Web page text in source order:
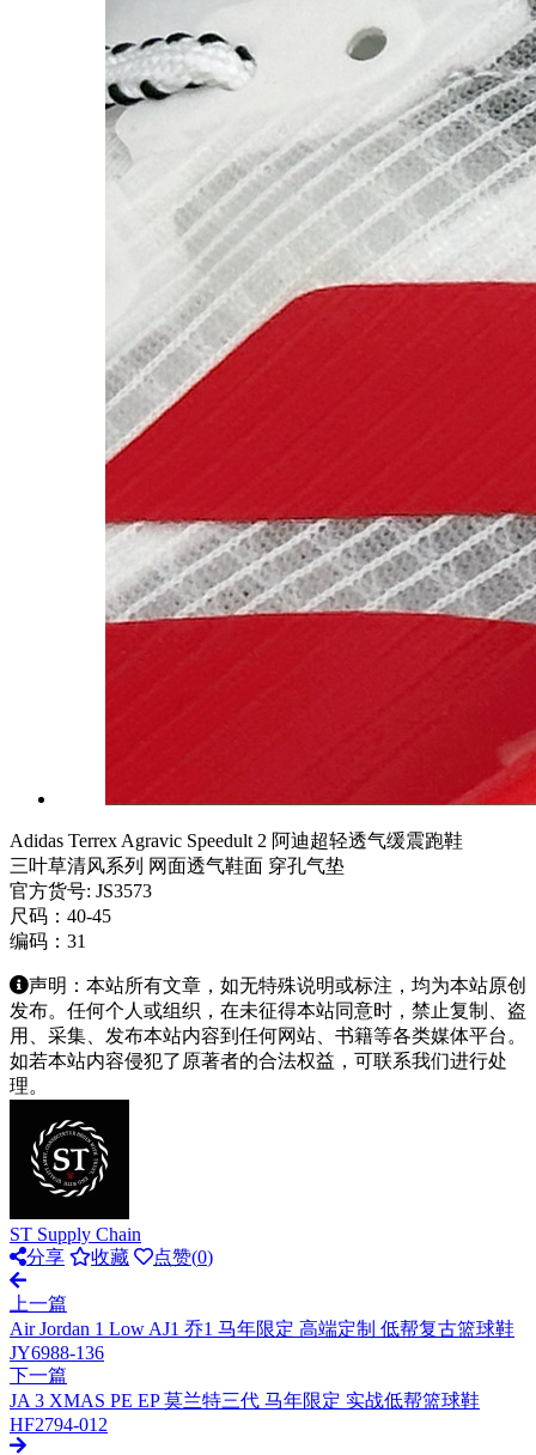
Adidas Terrex Agravic Speedult 2 阿迪超轻透气缓震跑鞋
三叶草清风系列 网面透气鞋面 穿孔气垫
官方货号: JS3573
尺码：40-45
编码：31
声明：本站所有文章，如无特殊说明或标注，均为本站原创
发布。任何个人或组织，在未征得本站同意时，禁止复制、盗
用、采集、发布本站内容到任何网站、书籍等各类媒体平台。
如若本站内容侵犯了原著者的合法权益，可联系我们进行处
理。
ST Supply Chain
分享
收藏 点赞(0)
上一篇
Air Jordan 1 Low AJ1 乔1 马年限定 高端定制 低帮复古篮球鞋
JY6988-136
下一篇
JA 3 XMAS PE EP 莫兰特三代 马年限定 实战低帮篮球鞋
HF2794-012